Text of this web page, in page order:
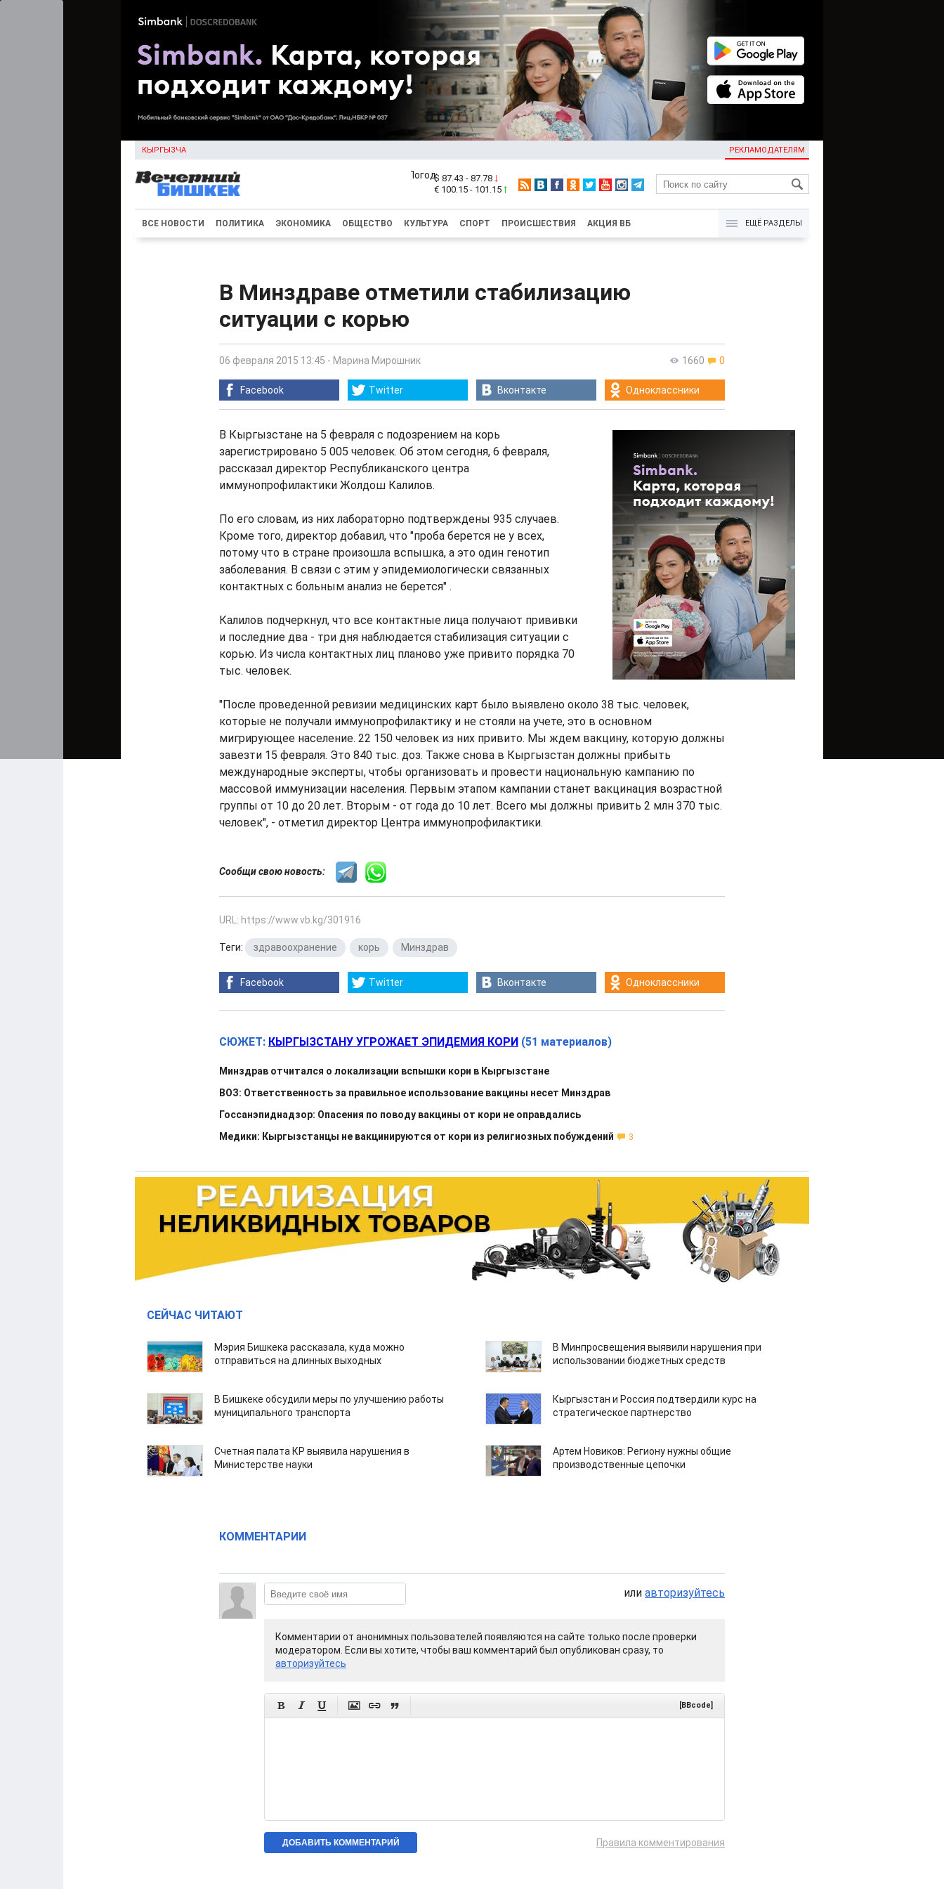
КЫРГЫЗЧА РЕКЛАМОДАТЕЛЯМ
KG
$ 87.43 - 87.78
€ 100.15 - 101.15
ВСЕ НОВОСТИ ПОЛИТИКА ЭКОНОМИКА ОБЩЕСТВО КУЛЬТУРА СПОРТ ПРОИСШЕСТВИЯ АКЦИЯ ВБ ЕЩЁ РАЗДЕЛЫ
В Минздраве отметили стабилизацию
ситуации с корью
1660 0
06 февраля 2015 13:45 - Марина Мирошник
Facebook Twitter Вконтакте Одноклассники
В Кыргызстане на 5 февраля с подозрением на корь
зарегистрировано 5 005 человек. Об этом сегодня, 6 февраля,
рассказал директор Республиканского центра
иммунопрофилактики Жолдош Калилов.
По его словам, из них лабораторно подтверждены 935 случаев.
Кроме того, директор добавил, что "проба берется не у всех,
потому что в стране произошла вспышка, а это один генотип
заболевания. В связи с этим у эпидемиологически связанных
контактных с больным анализ не берется" .
Калилов подчеркнул, что все контактные лица получают прививки
и последние два - три дня наблюдается стабилизация ситуации с
корью. Из числа контактных лиц планово уже привито порядка 70
тыс. человек.
"После проведенной ревизии медицинских карт было выявлено около 38 тыс. человек,
которые не получали иммунопрофилактику и не стояли на учете, это в основном
мигрирующее население. 22 150 человек из них привито. Мы ждем вакцину, которую должны
завезти 15 февраля. Это 840 тыс. доз. Также снова в Кыргызстан должны прибыть
международные эксперты, чтобы организовать и провести национальную кампанию по
массовой иммунизации населения. Первым этапом кампании станет вакцинация возрастной
группы от 10 до 20 лет. Вторым - от года до 10 лет. Всего мы должны привить 2 млн 370 тыс.
человек", - отметил директор Центра иммунопрофилактики.
Сообщи свою новость:
URL: https://www.vb.kg/301916
Теги: здравоохранение корь Минздрав
Facebook Twitter Вконтакте Одноклассники
СЮЖЕТ: КЫРГЫЗСТАНУ УГРОЖАЕТ ЭПИДЕМИЯ КОРИ (51 материалов)
Минздрав отчитался о локализации вспышки кори в Кыргызстане
ВОЗ: Ответственность за правильное использование вакцины несет Минздрав
Госсанэпиднадзор: Опасения по поводу вакцины от кори не оправдались
Медики: Кыргызстанцы не вакцинируются от кори из религиозных побуждений
3
СЕЙЧАС ЧИТАЮТ
Мэрия Бишкека рассказала, куда можно
отправиться на длинных выходных
В Минпросвещения выявили нарушения при
использовании бюджетных средств
В Бишкеке обсудили меры по улучшению работы
муниципального транспорта
Кыргызстан и Россия подтвердили курс на
стратегическое партнерство
Счетная палата КР выявила нарушения в
Министерстве науки
Артем Новиков: Региону нужны общие
производственные цепочки
КОММЕНТАРИИ
или авторизуйтесь
Комментарии от анонимных пользователей появляются на сайте только после проверки
модератором. Если вы хотите, чтобы ваш комментарий был опубликован сразу, то
авторизуйтесь
      [BBcode]
Правила комментирования